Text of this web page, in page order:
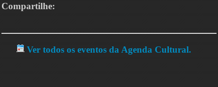
Compartilhe:
Ver todos os eventos da Agenda Cultural.